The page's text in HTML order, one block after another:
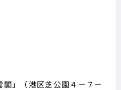
」（港区芝公園４－７－